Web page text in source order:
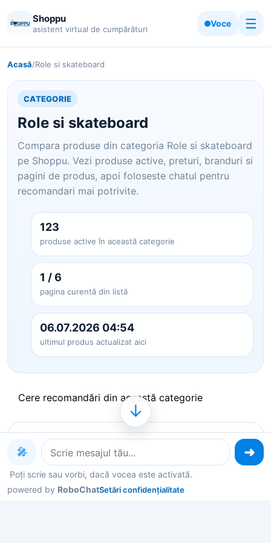
Shoppu
asistent virtual de cumpărături
Voce ☰
Acasă/Role si skateboard
CATEGORIE
Role si skateboard
Compara produse din categoria Role si skateboard
pe Shoppu. Vezi produse active, preturi, branduri si
pagini de produs, apoi foloseste chatul pentru
recomandari mai potrivite.
123
produse active în această categorie
1 / 6
pagina curentă din listă
06.07.2026 04:54
ultimul produs actualizat aici
Cere recomandări din această categorie
Produse pe care le poți explora
acum
Deschide un produs ca să vezi detalii, sau spune-
🎤
Poți scrie sau vorbi, dacă vocea este activată.
powered by RoboChatSetări confidențialitate
↓